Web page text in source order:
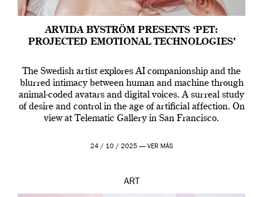
ARVIDA BYSTRÖM PRESENTS ‘PET:
PROJECTED EMOTIONAL TECHNOLOGIES’
The Swedish artist explores AI companionship and the
blurred intimacy between human and machine through
animal-coded avatars and digital voices. A surreal study
of desire and control in the age of artificial affection. On
view at Telematic Gallery in San Francisco.
24 / 10 / 2025 — VER MÁS
ART